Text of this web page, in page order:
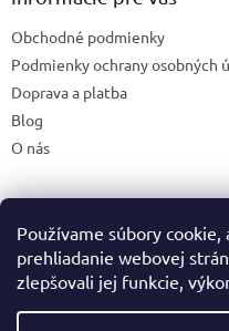
Používame súbory
prehliadanie webovej
zlepšovali jej funkcie,
Obchodné podmienky
Podmienky ochrany osobných
Doprava a platba
Blog
O nás